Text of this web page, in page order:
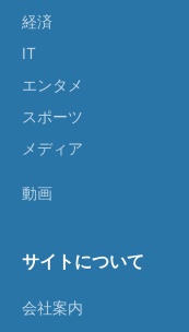
経済
IT
エンタメ
スポーツ
メディア
動画
サイトについて
会社案内